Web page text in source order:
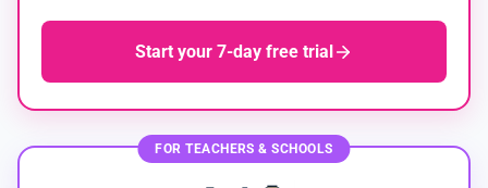
Start your 7-day free trial
FOR TEACHERS & SCHOOLS